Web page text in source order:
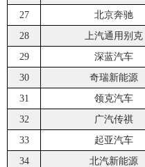
27
北京奔驰
28
上汽通用别克
29
深蓝汽车
30
奇瑞新能源
31
领克汽车
32
广汽传祺
33
起亚汽车
34
北汽新能源